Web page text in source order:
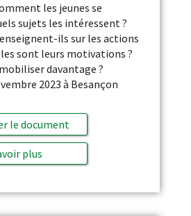
les jeunes se
sujets les intéressent ?
ils sur les actions
sont leurs motivations ?
davantage ?
2023 à Besançon
le document
plus